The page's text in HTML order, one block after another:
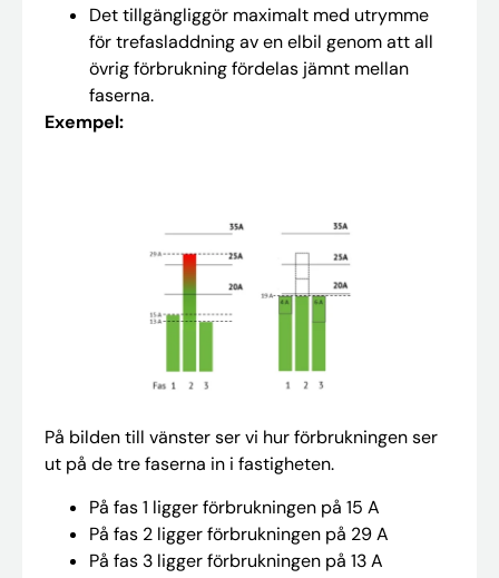
Det tillgängliggör maximalt med utrymme
för trefasladdning av en elbil genom att all
övrig förbrukning fördelas jämnt mellan
faserna.
Exempel:
På bilden till vänster ser vi hur förbrukningen ser
ut på de tre faserna in i fastigheten.
På fas 1 ligger förbrukningen på 15 A
På fas 2 ligger förbrukningen på 29 A
På fas 3 ligger förbrukningen på 13 A